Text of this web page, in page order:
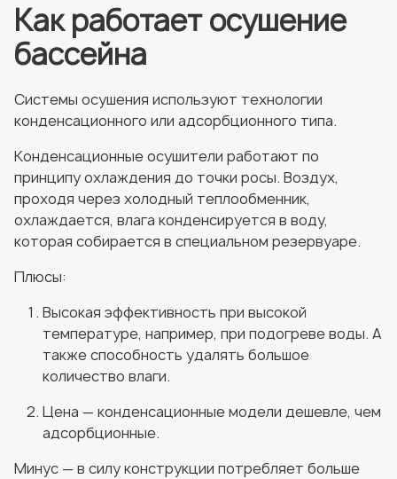
Как работает осушение
бассейна
Системы осушения используют технологии
конденсационного или адсорбционного типа.
Конденсационные осушители работают по
принципу охлаждения до точки росы. Воздух,
проходя через холодный теплообменник,
охлаждается, влага конденсируется в воду,
которая собирается в специальном резервуаре.
Плюсы:
Высокая эффективность при высокой
температуре, например, при подогреве воды. А
также способность удалять большое
количество влаги.
Цена — конденсационные модели дешевле, чем
адсорбционные.
Минус — в силу конструкции потребляет больше